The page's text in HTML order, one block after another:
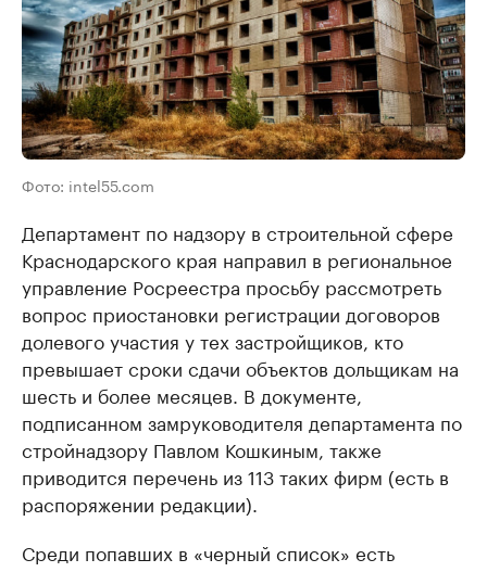
Фото: intel55.com
Департамент по надзору в строительной сфере
Краснодарского края направил в региональное
управление Росреестра просьбу рассмотреть
вопрос приостановки регистрации договоров
долевого участия у тех застройщиков, кто
превышает сроки сдачи объектов дольщикам на
шесть и более месяцев.​ В документе,
подписанном замруководителя департамента по
стройнадзору Павлом Кошкиным, также
приводится перечень из 113 таких фирм (есть в
распоряжении редакции).
Среди попавших в «черный список» есть